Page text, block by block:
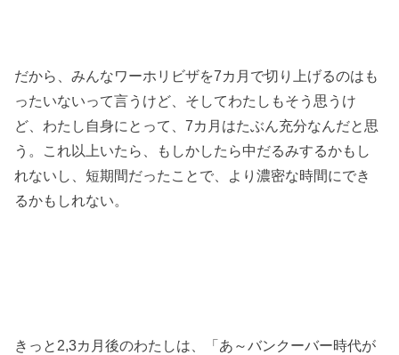
だから、みんなワーホリビザを7カ月で切り上げるのはも
ったいないって言うけど、そしてわたしもそう思うけ
ど、わたし自身にとって、7カ月はたぶん充分なんだと思
う。これ以上いたら、もしかしたら中だるみするかもし
れないし、短期間だったことで、より濃密な時間にでき
るかもしれない。
きっと2,3カ月後のわたしは、「あ～バンクーバー時代が